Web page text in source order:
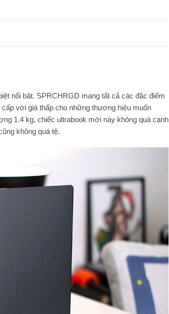
nổi bật. SPRCHRGD mang tất cả các đặc điểm
với giá thấp cho những thương hiệu muốn
1.4 kg, chiếc ultrabook mới này không quá cạnh
không quá tệ.